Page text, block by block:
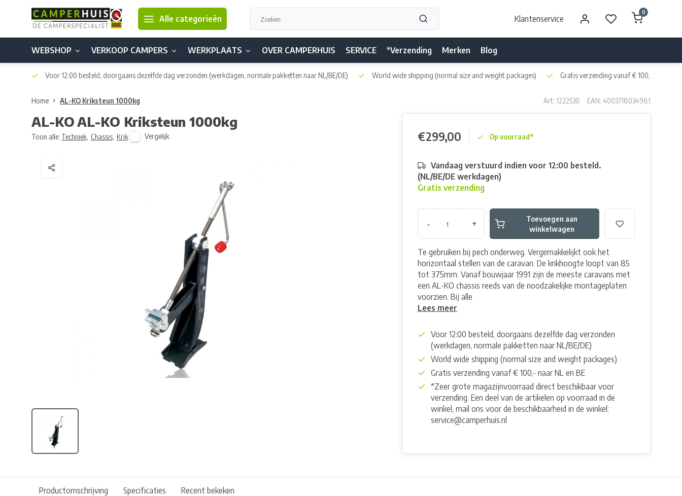
Alle categorieën Klantenservice
0
WEBSHOP VERKOOP CAMPERS WERKPLAATS OVER CAMPERHUIS SERVICE *Verzending Merken Blog
Voor 12:00 besteld, doorgaans dezelfde dag verzonden (werkdagen, normale pakketten naar NL/BE/DE) World wide shipping (normal size and weight packages) Gratis verzending vanaf € 100,- naar NL
Home AL-KO Kriksteun 1000kg Art: 1222530 EAN: 4003718034981
AL-KOAL-KO Kriksteun 1000kg
Toon alle: Techniek, Chassis, Krik Vergelijk €299,00 Op voorraad*
Vandaag verstuurd indien voor 12:00 besteld.
(NL/BE/DE werkdagen)
Gratis verzending
- +
Toevoegen aan
winkelwagen
Te gebruiken bij pech onderweg. Vergemakkelijkt ook het
horizontaal stellen van de caravan. De krikhoogte loopt van 85
tot 375mm. Vanaf bouwjaar 1991 zijn de meeste caravans met
een AL-KO chassis reeds van de noodzakelijke montageplaten
voorzien. Bij alle
Lees meer
Voor 12:00 besteld, doorgaans dezelfde dag verzonden
(werkdagen, normale pakketten naar NL/BE/DE)
World wide shipping (normal size and weight packages)
Gratis verzending vanaf € 100,- naar NL en BE
*Zeer grote magazijnvoorraad direct beschikbaar voor
verzending. Een deel van de artikelen op voorraad in de
winkel, mail ons voor de beschikbaarheid in de winkel:
service@camperhuis.nl
Productomschrijving Specificaties Recent bekeken